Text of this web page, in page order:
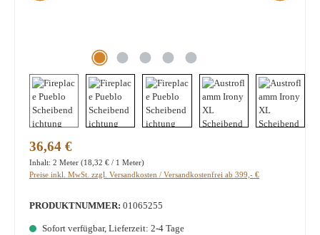
Regulärer Preis:
36,64 €
Inhalt: 2 Meter (18,32 € / 1 Meter)
Preise inkl. MwSt. zzgl. Versandkosten / Versandkostenfrei ab 399,- €
PRODUKTNUMMER: 01065255
Sofort verfügbar, Lieferzeit: 2-4 Tage